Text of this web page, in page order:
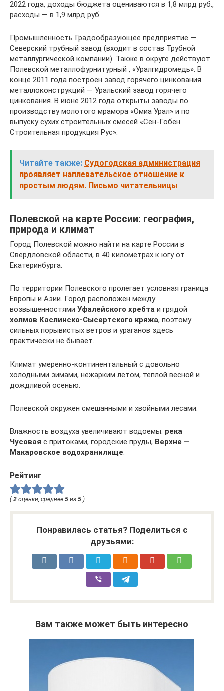
2022 года, доходы бюджета оцениваются в 1,8 млрд руб.,
расходы — в 1,9 млрд руб.
Промышленность Градообразующее предприятие —
Северский трубный завод (входит в состав Трубной
металлургической компании). Также в округе действуют
Полевской металлофурнитурный , «Уралгидромедь». В
конце 2011 года построен завод горячего цинкования
металлоконструкций — Уральский завод горячего
цинкования. В июне 2012 года открыты заводы по
производству молотого мрамора «Омиа Урал» и по
выпуску сухих строительных смесей «Сен-Гобен
Строительная продукция Рус».
Читайте также: Судогодская администрация
проявляет наплевательское отношение к
простым людям. Письмо читательницы
Полевской на карте России: география,
природа и климат
Город Полевской можно найти на карте России в
Свердловской области, в 40 километрах к югу от
Екатеринбурга.
По территории Полевского пролегает условная граница
Европы и Азии. Город расположен между
возвышенностями Уфалейского хребта и грядой
холмов Каслинско-Сысертского кряжа, поэтому
сильных порывистых ветров и ураганов здесь
практически не бывает.
Климат умеренно-континентальный с довольно
холодными зимами, нежарким летом, теплой весной и
дождливой осенью.
Полевской окружен смешанными и хвойными лесами.
Влажность воздуха увеличивают водоемы: река
Чусовая с притоками, городские пруды, Верхне —
Макаровское водохранилище.
Рейтинг
( 2 оценки, среднее 5 из 5 )
Понравилась статья? Поделиться с
друзьями:
Вам также может быть интересно